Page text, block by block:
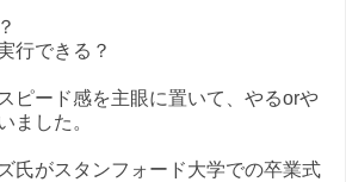
行できる？
ピード感を主眼に置いて、やるorや
ました。
氏がスタンフォード大学での卒業式